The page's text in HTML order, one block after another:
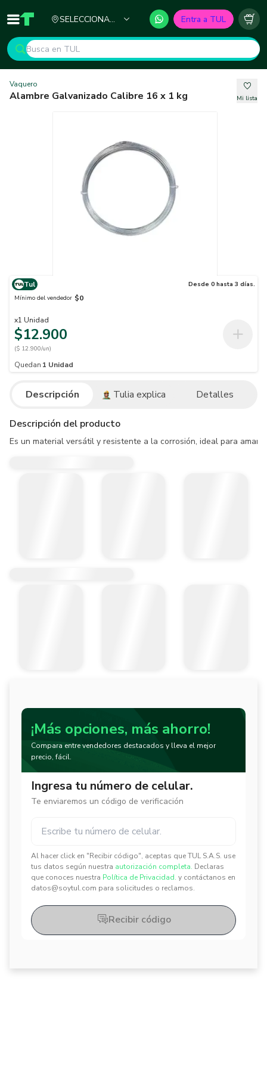
Inicio TUL - Tu Marketplace de Construcción
SELECCIONA
Entra a TUL
Vaquero
Alambre Galvanizado Calibre 16 x 1 kg Mi lista
Tul
Desde 0 hasta 3 días.
Mínimo del vendedor $0
x1 Unidad
$12.900
($ 12.900/un)
Quedan 1 Unidad
Descripción Tulia explica Detalles
Descripción del producto
Es un material versátil y resistente a la corrosión, ideal para
¡Más opciones, más ahorro!
Compara entre vendedores destacados y lleva el mejor
precio, fácil.
Ingresa tu número de celular.
Te enviaremos un código de verificación
Al hacer click en "Recibir código", aceptas que TUL S.A.S. use
tus datos según nuestra autorización completa. Declaras
que conoces nuestra Política de Privacidad. y contáctanos en
datos@soytul.com para solicitudes o reclamos.
✕
✕
Recibir código